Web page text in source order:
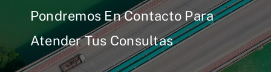
Pondremos En Contacto Para
Atender Tus Consultas